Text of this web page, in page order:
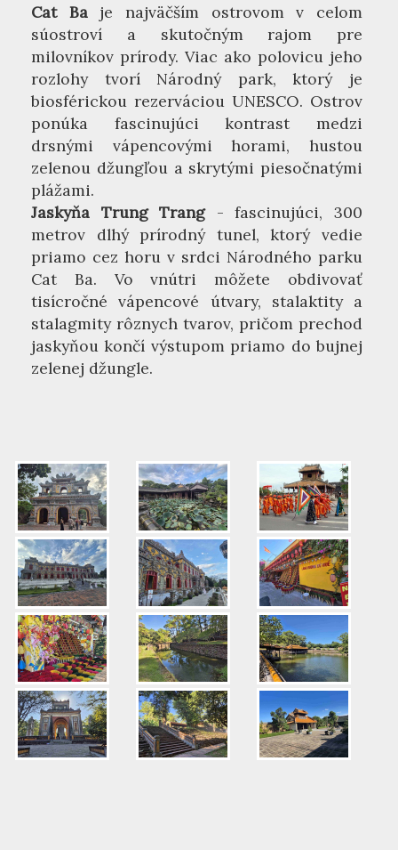
Cat Baje najväčším ostrovom v celom
súostroví a skutočným rajom pre
milovníkov prírody. Viac ako polovicu jeho
rozlohy tvorí Národný park, ktorý je
biosférickou rezerváciou UNESCO. Ostrov
ponúka fascinujúci kontrast medzi
drsnými vápencovými horami, hustou
zelenou džungľou a skrytými piesočnatými
plážami.
Jaskyňa Trung Trang - fascinujúci, 300
metrov dlhý prírodný tunel, ktorý vedie
priamo cez horu v srdci Národného parku
Cat Ba. Vo vnútri môžete obdivovať
tisícročné vápencové útvary, stalaktity a
stalagmity rôznych tvarov, pričom prechod
jaskyňou končí výstupom priamo do bujnej
zelenej džungle.